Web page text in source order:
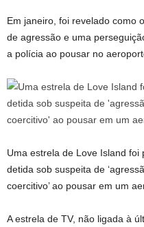
Em janeiro, foi revelado como
de agressão e uma
a polícia ao pousar no
Uma estrela de Love Island
detida sob suspeita de
coercitivo’ ao pousar em um
A estrela de TV, não ligada à